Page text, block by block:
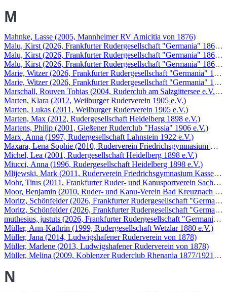
M
Mahnke, Lasse (2005, Mannheimer RV Amicitia von 1876)
Malu, Kirst (2026, Frankfurter Rudergesellschaft "Germania" 1869
Malu, Kirst (2026, Frankfurter Rudergesellschaft "Germania" 1869
Malu, Kirst (2026, Frankfurter Rudergesellschaft "Germania" 1869
Marie, Witzer (2026, Frankfurter Rudergesellschaft "Germania"
Marie, Witzer (2026, Frankfurter Rudergesellschaft "Germania"
Marschall, Rouven Tobias (2004, Ruderclub am Salzgittersee e.V. v.
Marten, Klara (2012, Weilburger Ruderverein 1905 e.V.)
Marten, Lukas (2011, Weilburger Ruderverein 1905 e.V.)
Marten, Max (2012, Rudergesellschaft Heidelberg 1898 e.V.)
Martens, Philip (2001, Gießener Ruderclub "Hassia" 1906 e.V.)
Marx, Anna (1997, Rudergesellschaft Lahnstein 1922 e.V.)
Maxara, Lena Sophie (2010, Ruderverein Friedrichsgymnasium
Michel, Lea (2001, Rudergesellschaft Heidelberg 1898 e.V.)
Miucci, Anna (1996, Rudergesellschaft Heidelberg 1898 e.V.)
Mlijewski, Mark (2011, Ruderverein Friedrichsgymnasium Kassel
Mohr, Titus (2011, Frankfurter Ruder- und Kanusportverein
Moor, Benjamin (2010, Ruder- und Kanu-Verein Bad Kreuznach
Moritz, Schönfelder (2026, Frankfurter Rudergesellschaft
Moritz, Schönfelder (2026, Frankfurter Rudergesellschaft
muthesius, justuts (2026, Frankfurter Rudergesellschaft "Germania"
Müller, Ann-Kathrin (1999, Rudergesellschaft Wetzlar 1880 e.V.)
Müller, Jana (2014, Ludwigshafener Ruderverein von 1878)
Müller, Marlene (2013, Ludwigshafener Ruderverein von 1878)
Müller, Melina (2009, Koblenzer Ruderclub Rhenania 1877/1921
N